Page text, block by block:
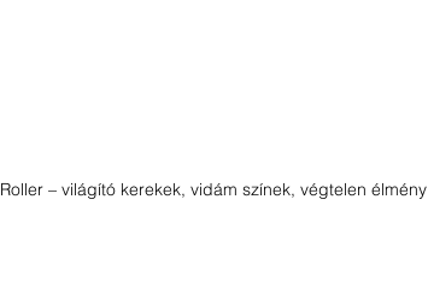
Roller – világító kerekek, vidám színek, végtelen élmény